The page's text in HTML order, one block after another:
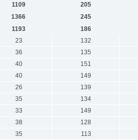
1109 205
1366 245
1193 186
23 132
36 135
40 151
40 149
26 139
35 134
33 149
38 128
35 113